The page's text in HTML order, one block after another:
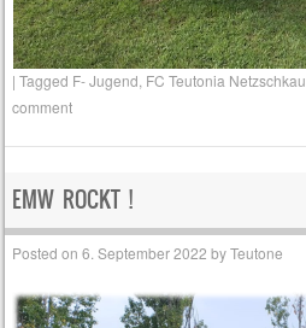
|Tagged F- Jugend FC Teutonia Netzschkau
comment
EMW ROCKT !
Posted on6. September 2022 byTeutone